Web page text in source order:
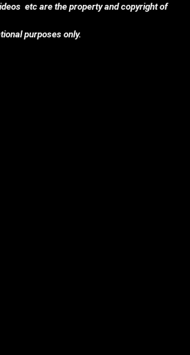
etc are the property and copyright of
purposes only.